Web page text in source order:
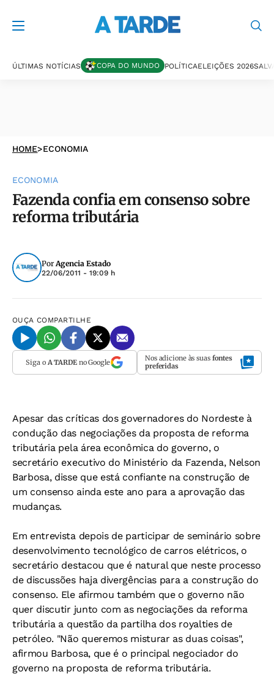
ÚLTIMAS NOTÍCIAS COPA DO MUNDO POLÍTICAELEIÇÕES 2026
HOME>ECONOMIA
ECONOMIA
Fazenda confia em consenso sobre
reforma tributária
PorAgencia Estado
22/06/2011 - 19:09 h
OUÇA COMPARTILHE
Siga o A TARDEno Google Nos adicione às suas fontes
preferidas
Apesar das críticas dos governadores do Nordeste à
condução das negociações da proposta de reforma
tributária pela área econômica do governo, o
secretário executivo do Ministério da Fazenda, Nelson
Barbosa, disse que está confiante na construção de
um consenso ainda este ano para a aprovação das
mudanças.
Em entrevista depois de participar de seminário sobre
desenvolvimento tecnológico de carros elétricos, o
secretário destacou que é natural que neste processo
de discussões haja divergências para a construção do
consenso. Ele afirmou também que o governo não
quer discutir junto com as negociações da reforma
tributária a questão da partilha dos royalties de
petróleo. "Não queremos misturar as duas coisas",
afirmou Barbosa, que é o principal negociador do
governo na proposta de reforma tributária.